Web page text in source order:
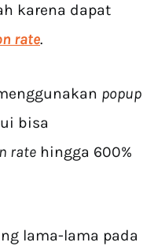
karena dapat
rate.
popup
bisa
rate hingga 600%
lama-lama pada